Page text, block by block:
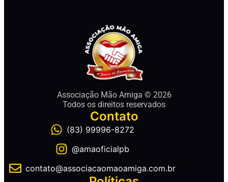
Associação Mão Amiga © 2026
Todos os direitos reservados
Contato
(83) 99996-8272
@amaoficialpb
contato@associacaomaoamiga.com.br